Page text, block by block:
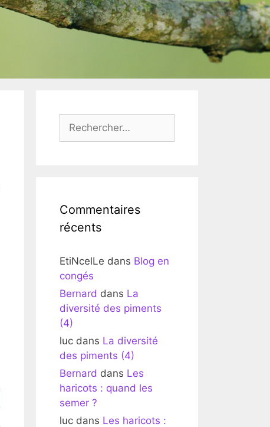
Commentaires
récents
EtiNcelLe dans Blog en
congés
Bernard dans La
diversité des piments
(4)
luc dans La diversité
des piments (4)
Bernard dans Les
haricots : quand les
semer ?
luc dans Les haricots :